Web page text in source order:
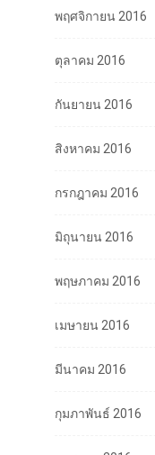
พฤศจิกายน 2016
ตุลาคม 2016
กันยายน 2016
สิงหาคม 2016
กรกฎาคม 2016
มิถุนายน 2016
พฤษภาคม 2016
เมษายน 2016
มีนาคม 2016
กุมภาพันธ์ 2016